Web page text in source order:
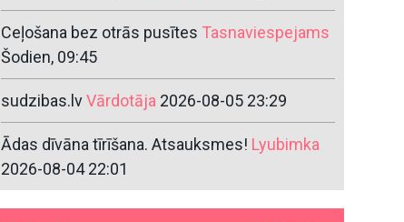
Ceļošana bez otrās pusītes Tasnaviespejams
Šodien, 09:45
sudzibas.lvVārdotāja 2026-08-05 23:29
Ādas dīvāna tīrīšana. Atsauksmes! Lyubimka
2026-08-04 22:01